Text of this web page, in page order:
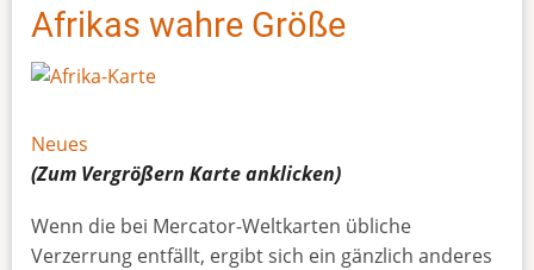
Afrikas wahre Größe
Neues
(Zum Vergrößern Karteanklicken)
Wenn die bei Mercator-Weltkarten übliche
Verzerrung entfällt, ergibt sich ein gänzlich anderes